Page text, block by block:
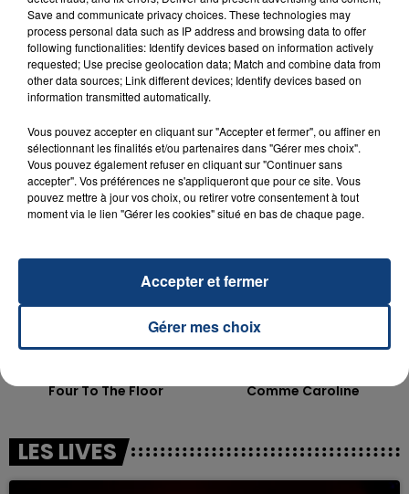
20 juillet 2026
UNE ADOLESCENTE DEVANT SE FAIRE
OPÉRER DE LA CHEVILLE RESSORT DE LA...
La famille a porté plainte contre la clinique qui a
reconnu sa responsabilité et présenté ses
TITRES DIFFUSÉS
16h59
16h59
Four To The Floor
16h56
16h56
Comme Caroline
LES LIVES
Save and communicate privacy choices. These technologies may
process personal data such as IP address and browsing data to offer
following functionalities: Identify devices based on information actively
requested; Use precise geolocation data; Match and combine data from
other data sources; Link different devices; Identify devices based on
information transmitted automatically.
Vous pouvez accepter en cliquant sur "Accepter et fermer", ou affiner en
sélectionnant les finalités et/ou partenaires dans "Gérer mes choix".
Vous pouvez également refuser en cliquant sur "Continuer sans
accepter". Vos préférences ne s'appliqueront que pour ce site. Vous
pouvez mettre à jour vos choix, ou retirer votre consentement à tout
moment via le lien "Gérer les cookies" situé en bas de chaque page.
Gérer mes choix
Accepter et fermer